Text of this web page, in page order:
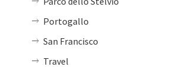
Portogallo
San Francisco
Travel